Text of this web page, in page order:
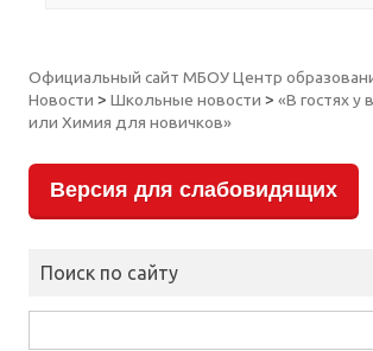
Официальный сайт МБОУ Центр
Новости > Школьные новости > «В гостях у
или Химия для новичков»
Версия для слабовидящих
Поиск по сайту